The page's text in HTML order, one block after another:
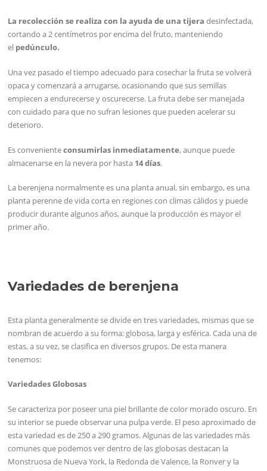
La recolección se realiza con la ayuda de una tijera desinfectada,
cortando a 2 centímetros por encima del fruto, manteniendo
el pedúnculo.
Una vez pasado el tiempo adecuado para cosechar la fruta se volverá
opaca y comenzará a arrugarse, ocasionando que sus semillas
empiecen a endurecerse y oscurecerse. La fruta debe ser manejada
con cuidado para que no sufran lesiones que pueden acelerar su
deterioro.
Es convenienteconsumirlas inmediatamente, aunque puede
almacenarse en la nevera por hasta 14 días.
La berenjena normalmente es una planta anual, sin embargo, es una
planta perenne de vida corta en regiones con climas cálidos y puede
producir durante algunos años, aunque la producción es mayor el
primer año.
Variedades de berenjena
Esta planta generalmente se divide en tres variedades, mismas que se
nombran de acuerdo a su forma: globosa, larga y esférica. Cada una de
estas, a su vez, se clasifica en diversos grupos. De esta manera
tenemos:
Variedades Globosas
Se caracteriza por poseer una piel brillante de color morado oscuro. En
su interior se puede observar una pulpa verde. El peso aproximado de
esta variedad es de 250 a 290 gramos. Algunas de las variedades más
comunes que podemos ver dentro de las globosas destacan la
Monstruosa de Nueva York, la Redonda de Valence, la Ronver y la